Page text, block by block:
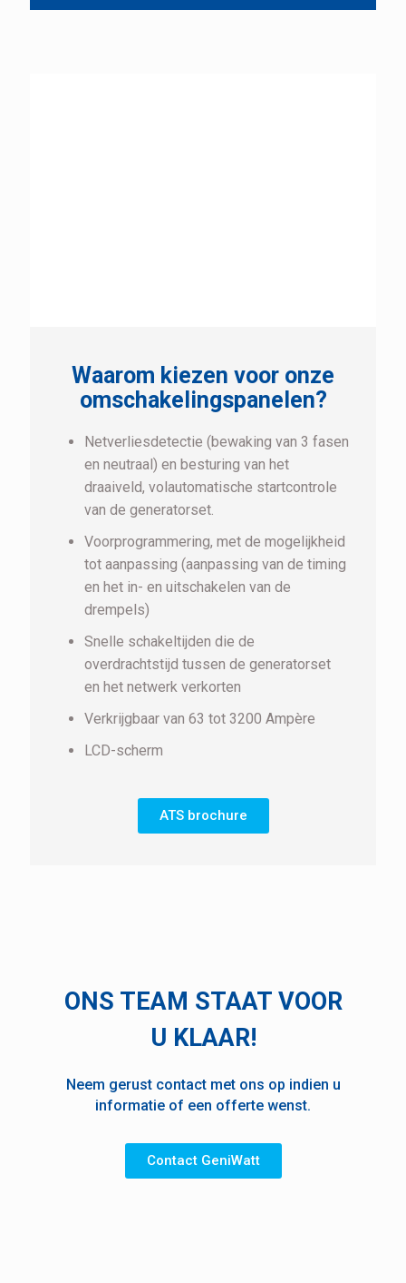
Waarom kiezen voor onze
omschakelingspanelen?
Netverliesdetectie (bewaking van 3 fasen
en neutraal) en besturing van het
draaiveld, volautomatische startcontrole
van de generatorset.
Voorprogrammering, met de mogelijkheid
tot aanpassing (aanpassing van de timing
en het in- en uitschakelen van de
drempels)
Snelle schakeltijden die de
overdrachtstijd tussen de generatorset
en het netwerk verkorten
Verkrijgbaar van 63 tot 3200 Ampère
LCD-scherm
ATS brochure
ONS TEAM STAAT VOOR
U KLAAR!
Neem gerust contact met ons op indien u
informatie of een offerte wenst.
Contact GeniWatt